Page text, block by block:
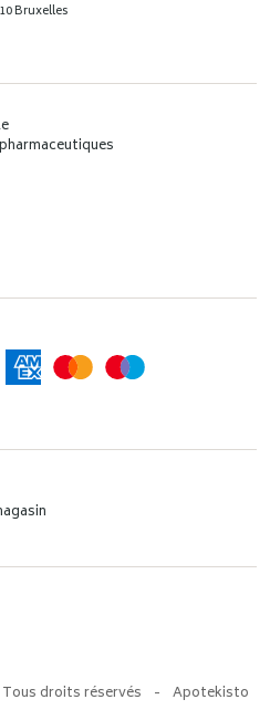
Bruxelles
Tous droits réservés - Apotekisto